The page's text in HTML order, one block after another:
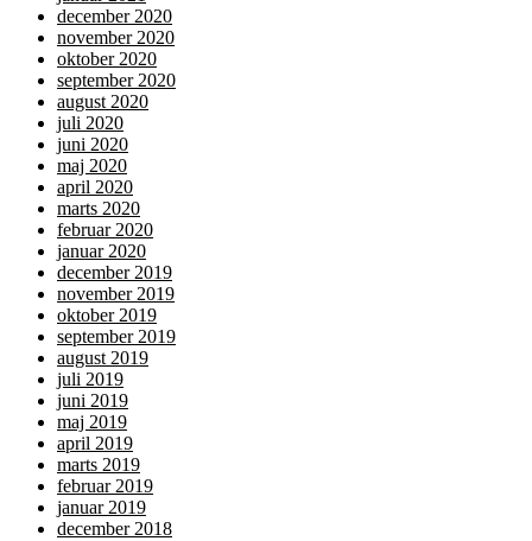
december 2020
november 2020
oktober 2020
september 2020
august 2020
juli 2020
juni 2020
maj 2020
april 2020
marts 2020
februar 2020
januar 2020
december 2019
november 2019
oktober 2019
september 2019
august 2019
juli 2019
juni 2019
maj 2019
april 2019
marts 2019
februar 2019
januar 2019
december 2018